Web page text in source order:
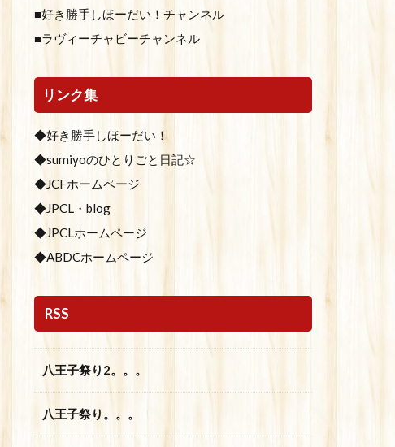
■好き勝手しほーだい！チャンネル
■ラヴィーチャビーチャンネル
リンク集
◆好き勝手しほーだい！
◆sumiyoのひとりごと日記☆
◆JCFホームページ
◆JPCL・blog
◆JPCLホームページ
◆ABDCホームページ
RSS
八王子祭り2。。。
八王子祭り。。。